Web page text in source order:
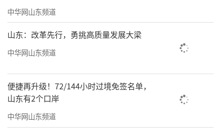
中华网山东频道
山东：改革先行，勇挑高质量发展大梁
中华网山东频道
便捷再升级！72/144小时过境免签名单，
山东有2个口岸
中华网山东频道